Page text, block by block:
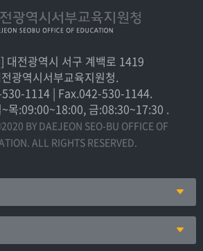
대전광역시 서구 계백로 1419
광역시서부교육지원청.
1114 | Fax.042-530-1144.
목:09:00~18:00, 금:08:30~17:30 .
BY DAEJEON SEO-BU OFFICE OF
ALL RIGHTS RESERVED.